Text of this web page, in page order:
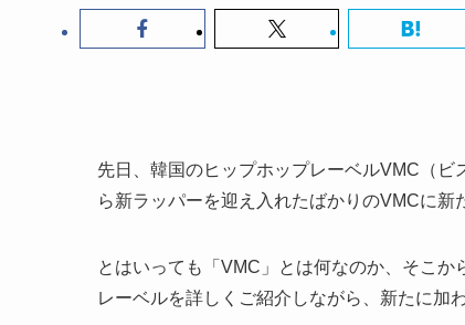
先日、韓国のヒップホップレーベルVMC（
ら新ラッパーを迎え入れたばかりのVMCに新
とはいっても「VMC」とは何なのか、そこ
レーベルを詳しくご紹介しながら、新たに加